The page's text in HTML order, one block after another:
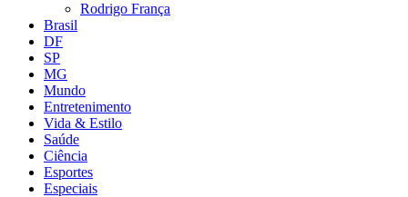
Rodrigo França
Brasil
DF
SP
MG
Mundo
Entretenimento
Vida & Estilo
Saúde
Ciência
Esportes
Especiais